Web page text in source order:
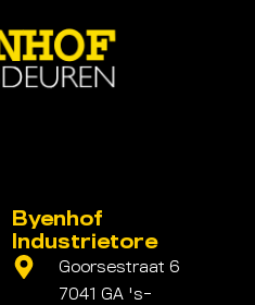
Byenhof
Industrietore
Goorsestraat 6
7041 GA 's-